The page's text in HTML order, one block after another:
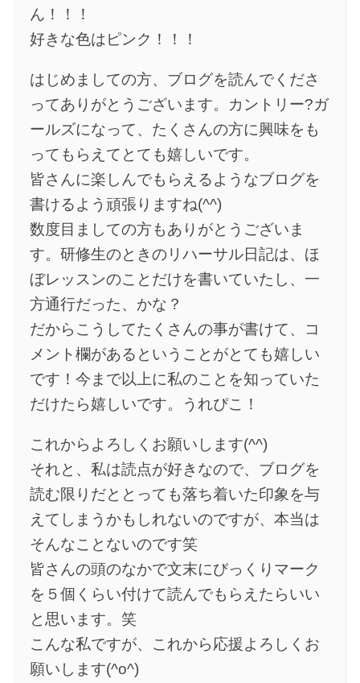
ん！！！
好きな色はピンク！！！
はじめましての方、ブログを読んでくださ
ってありがとうございます。カントリー?ガ
ールズになって、たくさんの方に興味をも
ってもらえてとても嬉しいです。
皆さんに楽しんでもらえるようなブログを
書けるよう頑張りますね(^^)
数度目ましての方もありがとうございま
す。研修生のときのリハーサル日記は、ほ
ぼレッスンのことだけを書いていたし、一
方通行だった、かな？
だからこうしてたくさんの事が書けて、コ
メント欄があるということがとても嬉しい
です！今まで以上に私のことを知っていた
だけたら嬉しいです。うれぴこ！
これからよろしくお願いします(^^)
それと、私は読点が好きなので、ブログを
読む限りだととっても落ち着いた印象を与
えてしまうかもしれないのですが、本当は
そんなことないのです笑
皆さんの頭のなかで文末にびっくりマーク
を５個くらい付けて読んでもらえたらいい
と思います。笑
こんな私ですが、これから応援よろしくお
願いします(^o^)